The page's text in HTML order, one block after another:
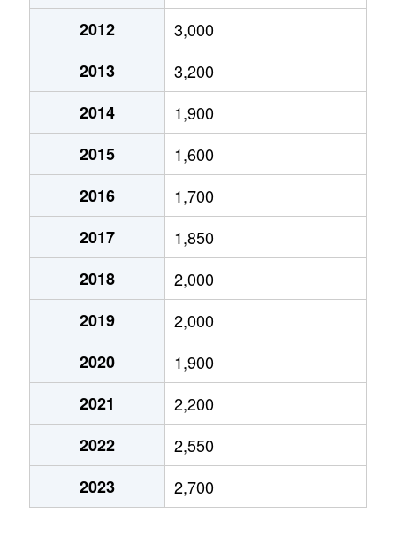
3,400万円
西宮下
2,100万円
西宮下
1,100万円
大字原市
1,200万円
原新町
1,900万円
二ツ宮
1,500万円
2,100万円
900万円
700万円
380万円
2,900万円
1,700万円
2012
3,000
2013
3,200
2014
1,900
2015
1,600
2016
1,700
2017
1,850
2018
2,000
2019
2,000
2020
1,900
2021
2,200
2022
2,550
2023
2,700